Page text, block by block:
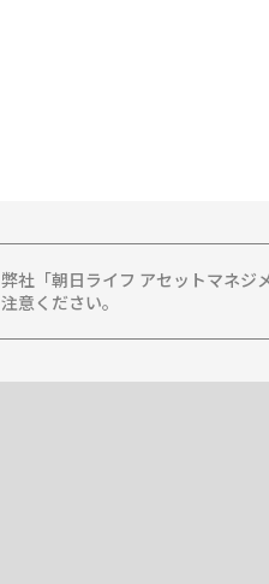
弊社「朝日ライフ アセットマネジ
注意ください。